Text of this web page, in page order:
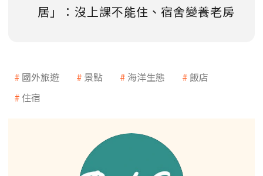
居」：沒上課不能住、宿舍變養老房
國外旅遊 景點 海洋生態
飯店
住宿